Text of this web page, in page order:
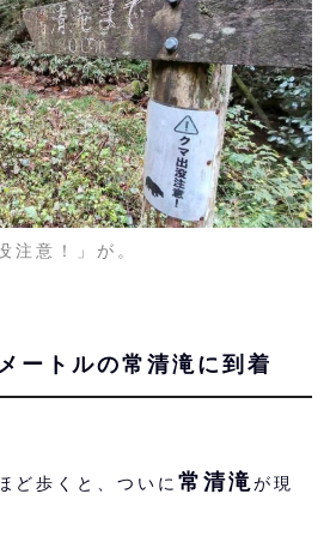
注意！」が。
ートルの常清滝に到着
ど歩くと、ついに 常清滝が現